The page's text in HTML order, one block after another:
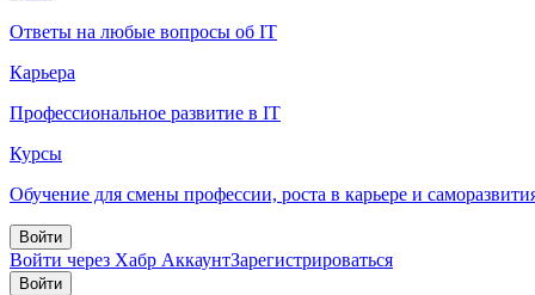
Ответы на любые вопросы об IT
Карьера
Профессиональное развитие в IT
Курсы
Обучение для смены профессии, роста в карьере и
Войти
Войти через Хабр АккаунтЗарегистрироваться
Войти